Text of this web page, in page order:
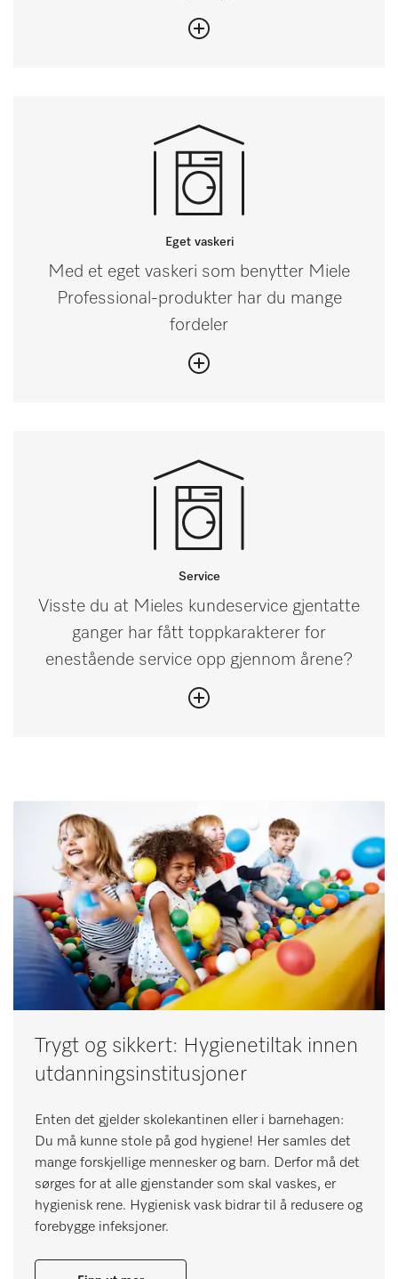
Eget vaskeri
Med et eget vaskeri som benytter Miele
Professional-produkter har du mange
fordeler
Service
Visste du at Mieles kundeservice gjentatte
ganger har fått toppkarakterer for
enestående service opp gjennom årene?
Trygt og sikkert: Hygienetiltak innen
utdanningsinstitusjoner
Enten det gjelder skolekantinen eller i barnehagen:
Du må kunne stole på god hygiene! Her samles det
mange forskjellige mennesker og barn. Derfor må det
sørges for at alle gjenstander som skal vaskes, er
hygienisk rene. Hygienisk vask bidrar til å redusere og
forebygge infeksjoner.